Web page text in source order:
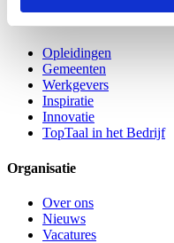
Opleidingen
Gemeenten
Werkgevers
Inspiratie
Innovatie
TopTaal in het Bedrijf
Organisatie
Over ons
Nieuws
Vacatures